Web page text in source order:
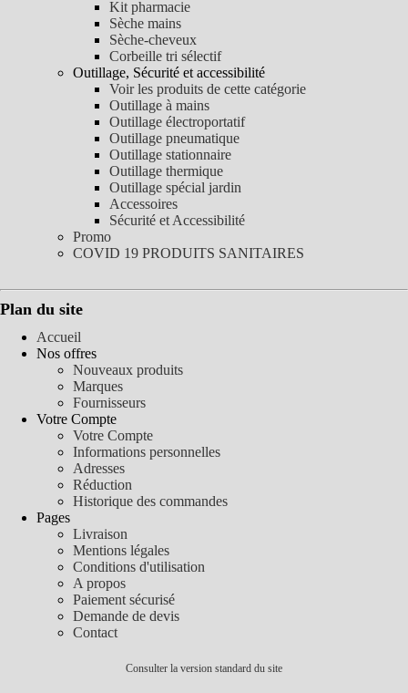
Kit pharmacie
Sèche mains
Sèche-cheveux
Corbeille tri sélectif
Outillage, Sécurité et accessibilité
Voir les produits de cette catégorie
Outillage à mains
Outillage électroportatif
Outillage pneumatique
Outillage stationnaire
Outillage thermique
Outillage spécial jardin
Accessoires
Sécurité et Accessibilité
Promo
COVID 19 PRODUITS SANITAIRES
Plan du site
Accueil
Nos offres
Nouveaux produits
Marques
Fournisseurs
Votre Compte
Votre Compte
Informations personnelles
Adresses
Réduction
Historique des commandes
Pages
Livraison
Mentions légales
Conditions d'utilisation
A propos
Paiement sécurisé
Demande de devis
Contact
Consulter la version standard du site